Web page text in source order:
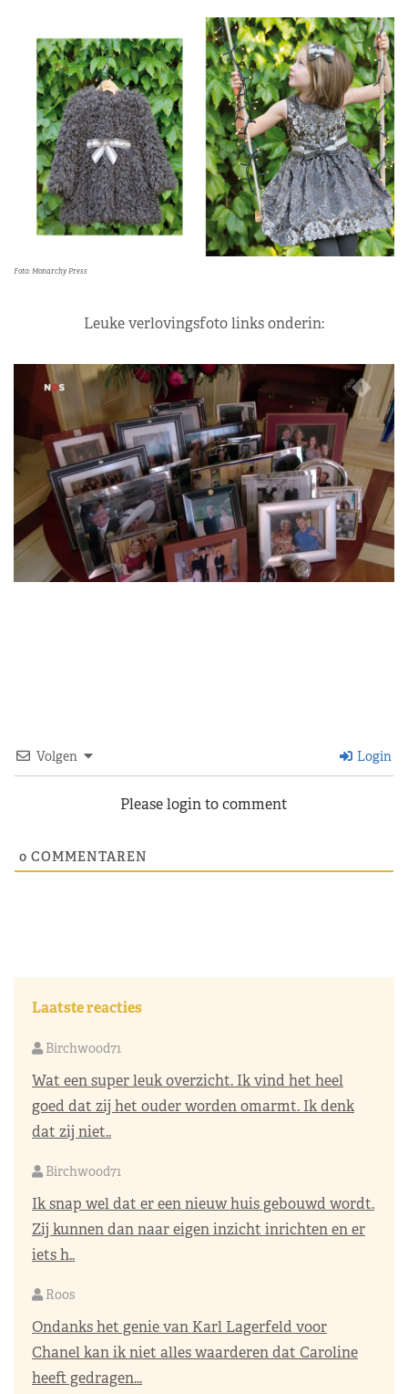
Foto: Monarchy Press
Leuke verlovingsfoto links onderin:
Volgen Login
Please login to comment
0 COMMENTAREN
Laatste reacties
Birchwood71
Wat een super leuk overzicht. Ik vind het heel
goed dat zij het ouder worden omarmt. Ik denk
dat zij niet..
Birchwood71
Ik snap wel dat er een nieuw huis gebouwd wordt.
Zij kunnen dan naar eigen inzicht inrichten en er
iets h..
Roos
Ondanks het genie van Karl Lagerfeld voor
Chanel kan ik niet alles waarderen dat Caroline
heeft gedragen...